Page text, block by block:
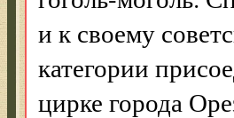
и к своему
категории
цирке города